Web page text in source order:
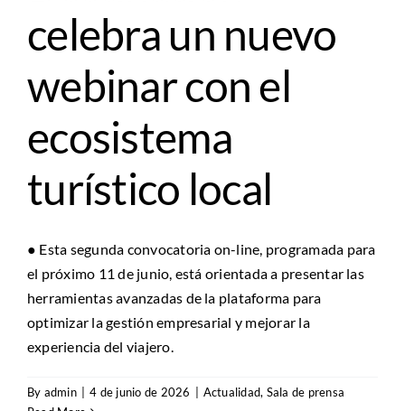
celebra un nuevo
webinar con el
ecosistema
turístico local
● Esta segunda convocatoria on-line, programada para
el próximo 11 de junio, está orientada a presentar las
herramientas avanzadas de la plataforma para
optimizar la gestión empresarial y mejorar la
experiencia del viajero.
By admin 4 de junio de 2026 Actualidad, Sala de prensa